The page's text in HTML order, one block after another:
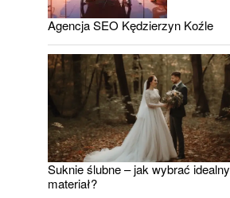
Agencja SEO Kędzierzyn Koźle
Suknie ślubne – jak wybrać idealny
materiał?